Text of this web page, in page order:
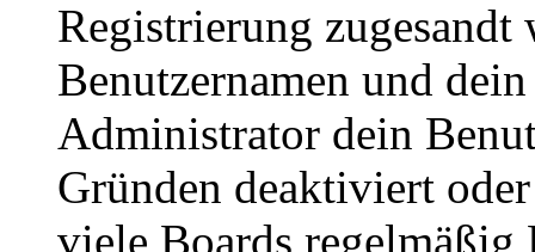
Registrierung
Benutzernamen und
Administrator dein
Gründen deaktiviert
viele Boards